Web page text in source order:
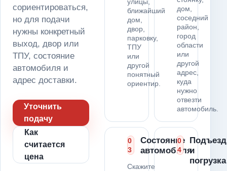
сориентироваться,
но для подачи
нужны конкретный
выход, двор или
ТПУ, состояние
автомобиля и
адрес доставки.
Уточнить
подачу
Как
считается
цена
ближайший
дом,
двор,
парковку,
ТПУ
или
другой
понятный
ориентир.
дом,
соседний
район,
город
области
или
другой
адрес,
куда
нужно
отвезти
автомобиль.
0
3
Состояние
автомобиля
Скажите
0
4
Подъезд
и
погрузка